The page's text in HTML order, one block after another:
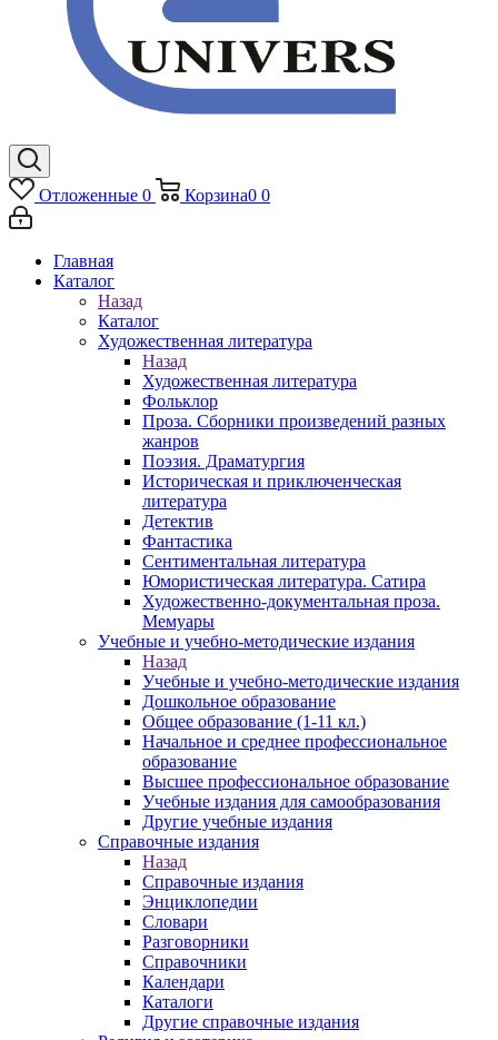
Отложенные 0 Корзина0 0
Главная
Каталог
Назад
Каталог
Художественная литература
Назад
Художественная литература
Фольклор
Проза. Сборники произведений разных
жанров
Поэзия. Драматургия
Историческая и приключенческая
литература
Детектив
Фантастика
Сентиментальная литература
Юмористическая литература. Сатира
Художественно-документальная проза.
Мемуары
Учебные и учебно-методические издания
Назад
Учебные и учебно-методические издания
Дошкольное образование
Общее образование (1-11 кл.)
Начальное и среднее профессиональное
образование
Высшее профессиональное образование
Учебные издания для самообразования
Другие учебные издания
Справочные издания
Назад
Справочные издания
Энциклопедии
Словари
Разговорники
Справочники
Календари
Каталоги
Другие справочные издания